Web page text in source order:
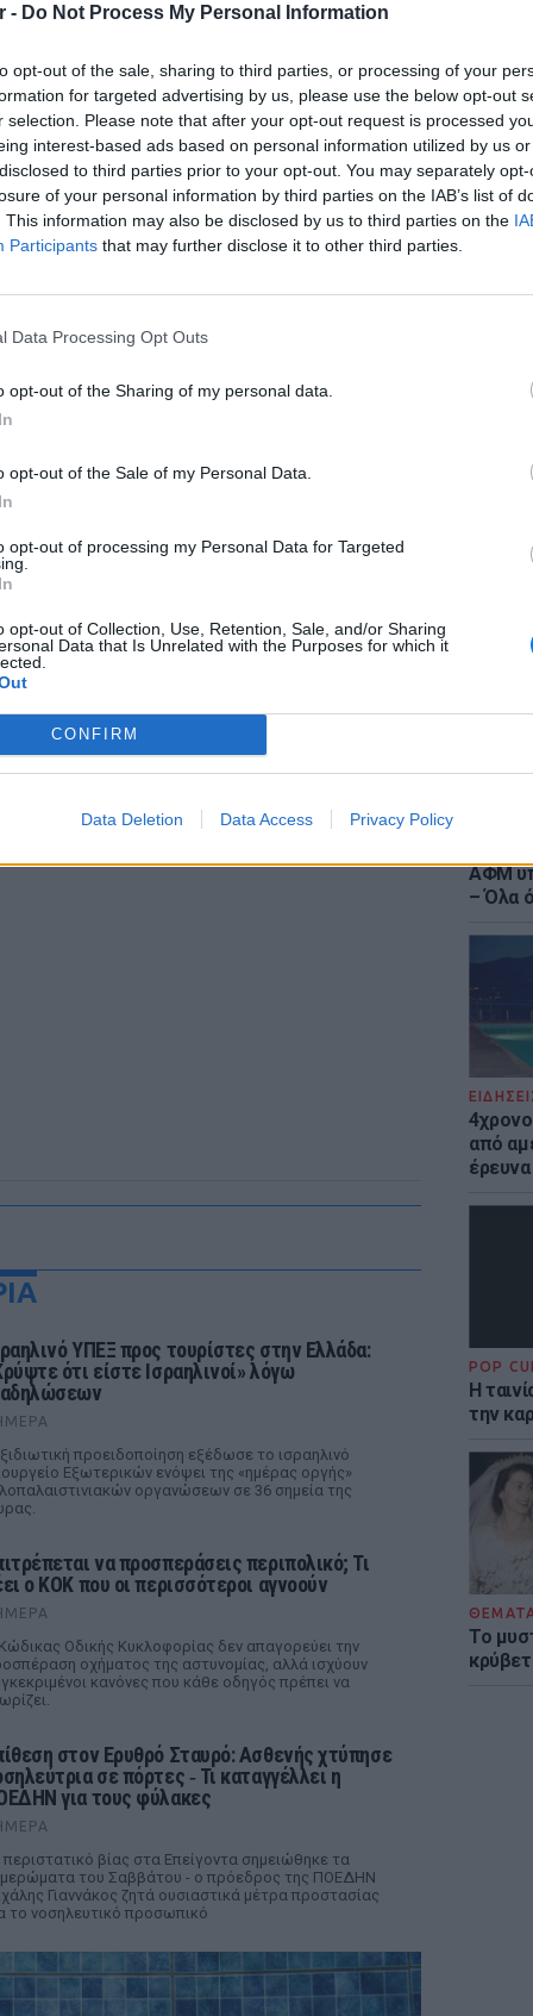
- Do Not Process My Personal Information
opt-out of the sale, sharing to third parties, or processing of your
for targeted advertising by us, please use the below opt-out
selection. Please note that after your opt-out request is processed
interest-based ads based on personal information utilized by us
to third parties prior to your opt-out. You may separately
of your personal information by third parties on the IAB’s list of
This information may also be disclosed by us to third parties on the
Participants that may further disclose it to other third parties.
Data Processing Opt Outs
opt-out of the Sharing of my personal data.
opt-out of the Sale of my Personal Data.
opt-out of processing my Personal Data for Targeted
opt-out of Collection, Use, Retention, Sale, and/or Sharing
Data that Is Unrelated with the Purposes for which it
CONFIRM
Data Deletion Data Access Privacy Policy
ΑΦΜ
– Όλα
από
έρευνα
POP
Η
την
Το
χρήστη Giannis Antetokounmpo 12 Σεπ,
ΔΙΑΦΗΜΙΣΗ
στοGoogle Newsκαι μάθετε πρώτοι
στηνροή ειδήσεωντου E-Daily.gr
και στο Instagram
ΔΙΑΦΗΜΙΣΗ
ΥΠΕΞ προς τουρίστες στην Ελλάδα:
ότι είστε Ισραηλινοί» λόγω
προειδοποίηση εξέδωσε το ισραηλινό
Εξωτερικών ενόψει της «ημέρας οργής»
οργανώσεων σε 36 σημεία της
να προσπεράσεις περιπολικό; Τι
ο ΚΟΚ που οι περισσότεροι αγνοούν
Οδικής Κυκλοφορίας δεν απαγορεύει την
οχήματος της αστυνομίας, αλλά ισχύουν
κανόνες που κάθε οδηγός πρέπει να
στον Ερυθρό Σταυρό: Ασθενής χτύπησε
σε πόρτες ‑ Τι καταγγέλλει η
για τους φύλακες
περιστατικό βίας στα Επείγοντα σημειώθηκε τα
του Σαββάτου - ο πρόεδρος της ΠΟΕΔΗΝ
Γιαννάκος ζητά ουσιαστικά μέτρα προστασίας
το νοσηλευτικό προσωπικό